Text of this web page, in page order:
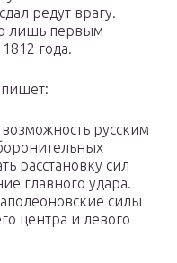
редут врагу.
лишь первым
года.
русским
расстановку сил
главного удара.
силы
центра и левого